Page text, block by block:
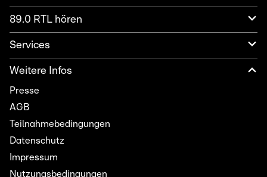
89.0 RTL hören
Services
Weitere Infos
Presse
AGB
Teilnahmebedingungen
Datenschutz
Impressum
Nutzungsbedingungen